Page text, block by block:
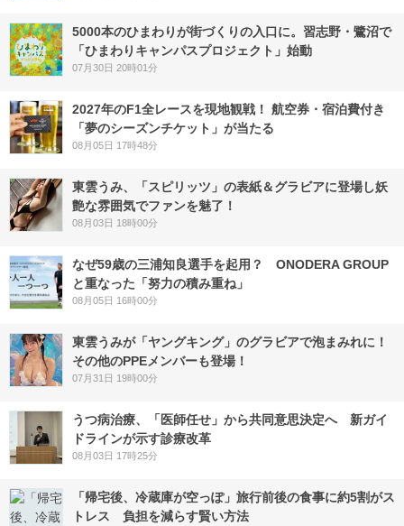
5000本のひまわりが街づくりの入口に。習志野・鷺沼で
「ひまわりキャンパスプロジェクト」始動
07月30日 20時01分
2027年のF1全レースを現地観戦！ 航空券・宿泊費付き
「夢のシーズンチケット」が当たる
08月05日 17時48分
東雲うみ、「スピリッツ」の表紙＆グラビアに登場し妖
艶な雰囲気でファンを魅了！
08月03日 18時00分
なぜ59歳の三浦知良選手を起用？ ONODERA GROUP
と重なった「努力の積み重ね」
08月05日 16時00分
東雲うみが「ヤングキング」のグラビアで泡まみれに！
その他のPPEメンバーも登場！
07月31日 19時00分
うつ病治療、「医師任せ」から共同意思決定へ 新ガイ
ドラインが示す診療改革
08月03日 17時25分
「帰宅後、冷蔵庫が空っぽ」旅行前後の食事に約5割がス
トレス 負担を減らす賢い方法